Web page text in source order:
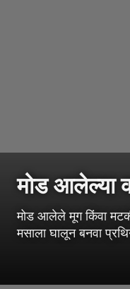
मोड आलेल्या
मोड आलेले मूग किंवा
मसाला घालून बनवा